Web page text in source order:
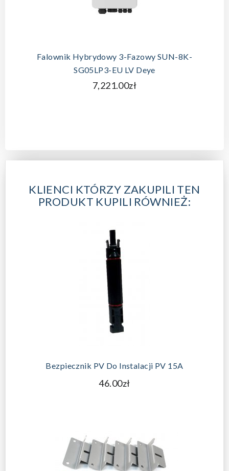
Falownik Hybrydowy 3-Fazowy SUN-8K-
SG05LP3-EU LV Deye
7,221.00zł
KLIENCI KTÓRZY ZAKUPILI TEN
PRODUKT KUPILI RÓWNIEŻ:
Bezpiecznik PV Do Instalacji PV 15A
46.00zł